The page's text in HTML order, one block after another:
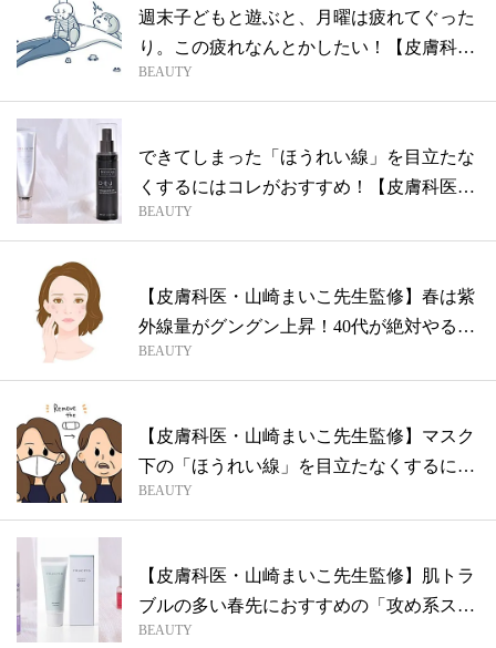
週末子どもと遊ぶと、月曜は疲れてぐった
り。この疲れなんとかしたい！【皮膚科
医・山...
BEAUTY
できてしまった「ほうれい線」を目立たな
くするにはコレがおすすめ！【皮膚科医・
山崎...
BEAUTY
【皮膚科医・山崎まいこ先生監修】春は紫
外線量がグングン上昇！40代が絶対やるべ
き...
BEAUTY
【皮膚科医・山崎まいこ先生監修】マスク
下の「ほうれい線」を目立たなくするには
「骨...
BEAUTY
【皮膚科医・山崎まいこ先生監修】肌トラ
ブルの多い春先におすすめの「攻め系スキ
ンケ...
BEAUTY